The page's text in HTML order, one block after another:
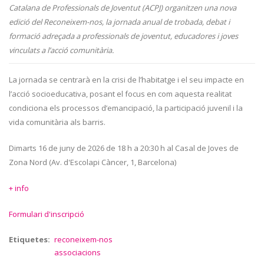
Catalana de Professionals de Joventut (ACPJ) organitzen una nova
edició del Reconeixem-nos, la jornada anual de trobada, debat i
formació adreçada a professionals de joventut, educadores i joves
vinculats a l’acció comunitària.
La jornada se centrarà en la crisi de l’habitatge i el seu impacte en
l’acció socioeducativa, posant el focus en com aquesta realitat
condiciona els processos d’emancipació, la participació juvenil i la
vida comunitària als barris.
Dimarts 16 de juny de 2026 de 18 h a 20:30 h al Casal de Joves de
Zona Nord (Av. d'Escolapi Càncer, 1, Barcelona)
+ info
Formulari d'inscripció
Etiquetes
reconeixem-nos
associacions